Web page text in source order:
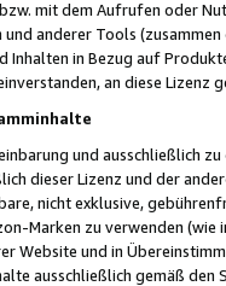
mit dem Aufrufen oder
anderer Tools (zusammen
Inhalten in Bezug auf
an diese Lizenz
und ausschließlich
dieser Lizenz und der
nicht exklusive,
Marken zu verwenden
Website und in
ausschließlich gemäß